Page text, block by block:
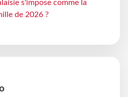
s'impose comme la
de 2026 ?